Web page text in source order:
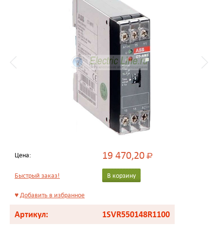
Цена: 19 470,20Р
Быстрый заказ! В корзину
♥Добавить в избранное
Артикул: 1SVR550148R1100